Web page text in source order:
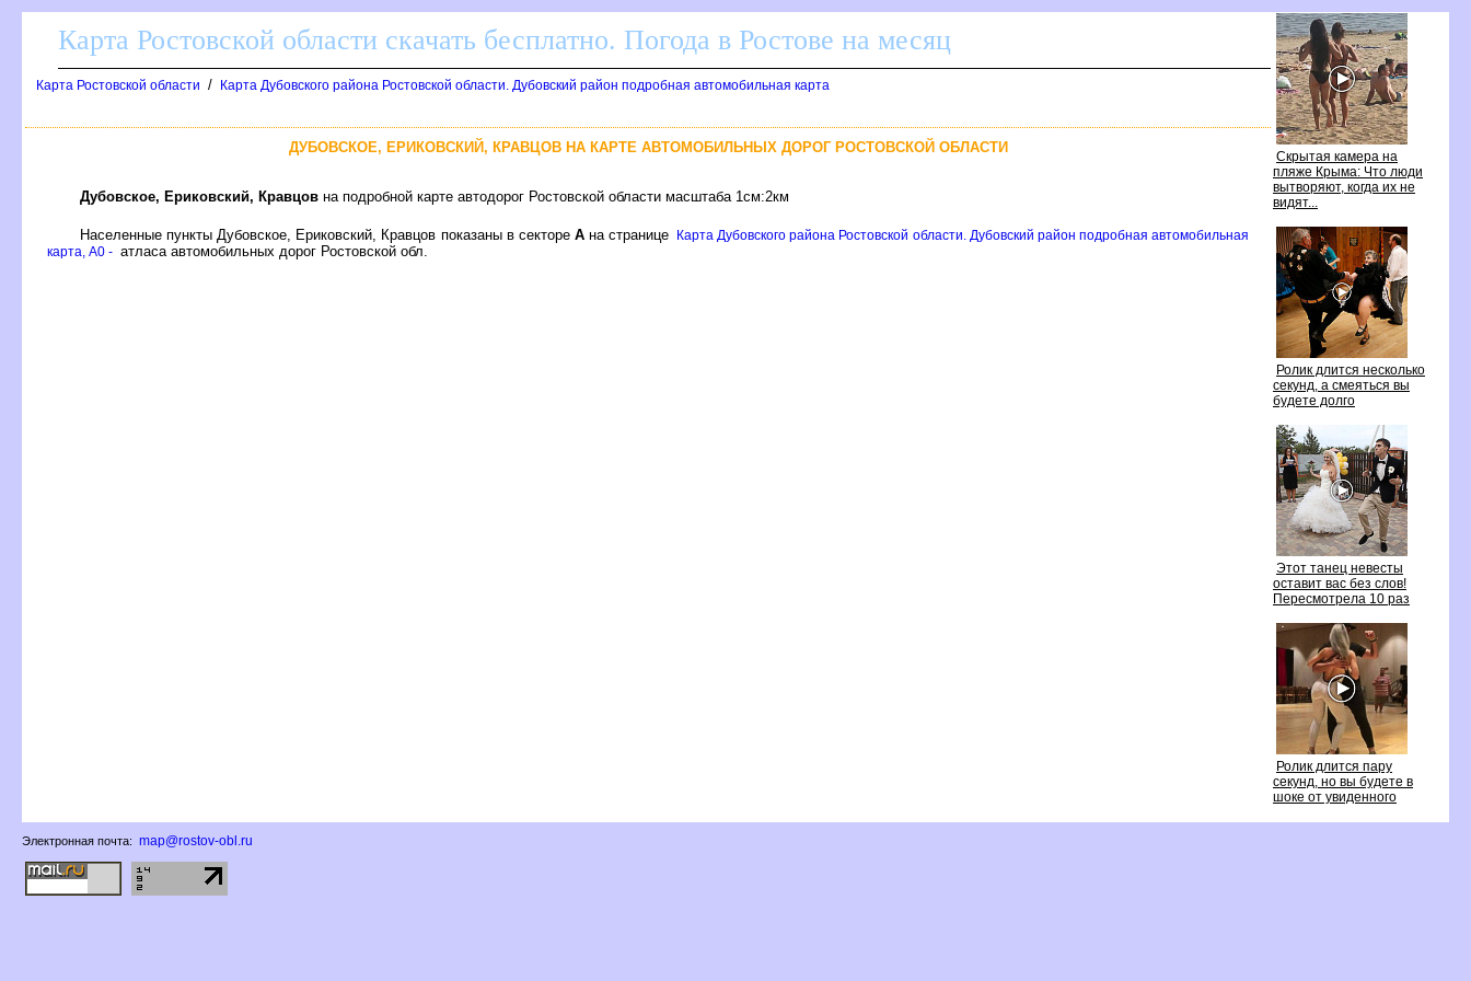
Скрытая камера на
пляже Крыма: Что люди
ытворяют, когда их не
идят...
Ролик длится несколько
секунд, а смеяться вы
удете долго
Этот танец невесты
оставит вас без слов!
Пересмотрела 10 раз
Ролик длится пару
секунд, но вы будете
шоке от увиденного
Карта Ростовской области скачать бесплатно. Погода в Ростове на месяц
Карта Ростовской области / Карта Дубовского района Ростовской области. Дубовский район подробная автомобильная карта
ДУБОВСКОЕ, ЕРИКОВСКИЙ, КРАВЦОВ НА КАРТЕ АВТОМОБИЛЬНЫХ ДОРОГ РОСТОВСКОЙ ОБЛАСТИ
Дубовское, Ериковский, Кравцо на подробной карте автодорог Ростовской области масштаба 1см:2км
Населенные пункты Дубовское, Ериковский, Кравцов показаны в секторе Ана странице Карта Дубовского района Ростовской области. Дубовский район подробная автомобильная
карта, A0 - атласа автомобильных дорог Ростовской обл.
Электронная почта: map@rostov-obl.ru